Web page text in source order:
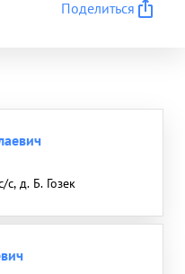
Поделиться
с, д. Б. Гозек